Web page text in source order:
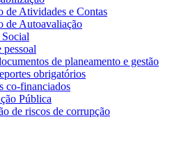
de Atividades e Contas
de Autoavaliação
pessoal
de planeamento e gestão
obrigatórios
co-financiados
Pública
de riscos de corrupção